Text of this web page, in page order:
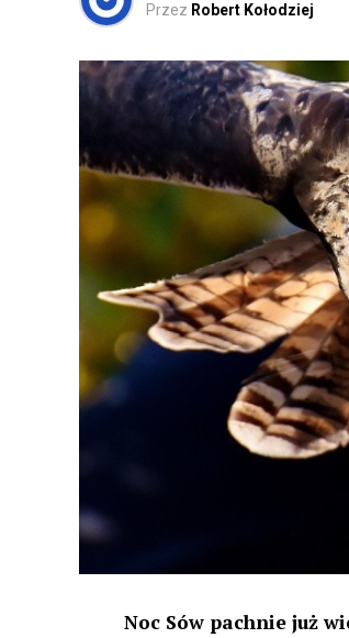
Przez Robert Kołodziej
Noc Sów pachnie już